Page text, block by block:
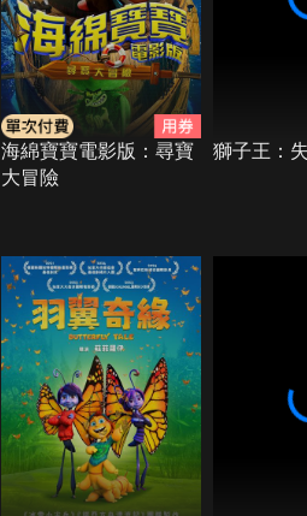
海綿寶寶電影版：尋寶
大冒險
獅子王：